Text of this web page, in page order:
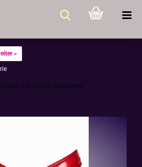
»
Rot Pa­tri­ce Ca­t­an­za­ro